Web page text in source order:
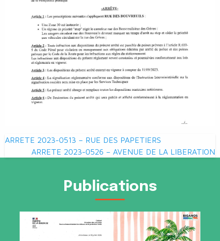
Navigation
de
ARRETE 2023-0513 – RUE DES PAPETIERS
ARRETE 2023-0526 – AVENUE DE LA LIBERATION
Publications